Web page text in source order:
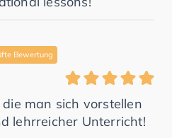
Bewertung
man sich vorstellen
lehrreicher Unterricht!